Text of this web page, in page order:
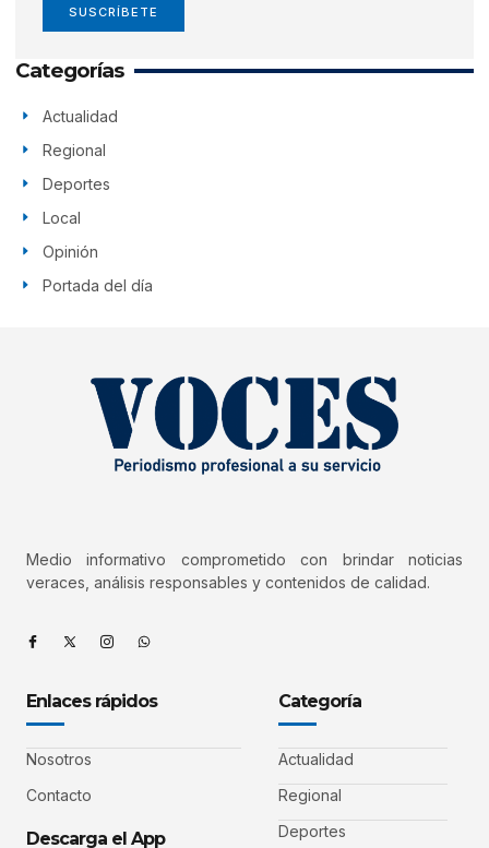
SUSCRÍBETE
Categorías
Actualidad
Regional
Deportes
Local
Opinión
Portada del día
Medio informativo comprometido con brindar noticias
veraces, análisis responsables y contenidos de calidad.
Enlaces rápidos
Nosotros
Contacto
Descarga el App
Categoría
Actualidad
Regional
Deportes